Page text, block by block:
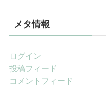
メタ情報
ログイン
投稿フィード
コメントフィード